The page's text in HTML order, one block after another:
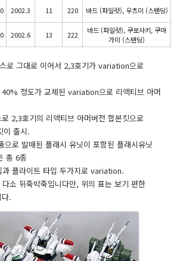
2002.3 11 220 바드 (파일럿), 우츠미 (스탠딩)
2002.6 13 222
바드 (파일럿), 쿠로사키, 쿠마
가미 (스탠딩)
로 그대로 이어서 2,3호기가 variation으로
정도가 교체된 variation으로 리액티브 아머
2,3호기의 리액티브 아머버전 합본킷으로
이 출시.
로 발매된 플래시 유닛이 포함된 플래시유닛
총 6종
플라이트 타입 두가지로 variation.
소 뒤죽박죽입니다만, 위의 표는 보기 편한
.